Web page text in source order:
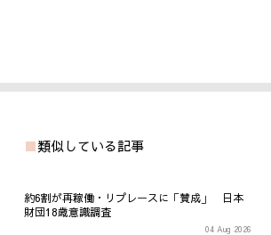
類似している記事
約6割が再稼働・リプレースに「賛成」 日本
財団18歳意識調査
04 Aug 2026